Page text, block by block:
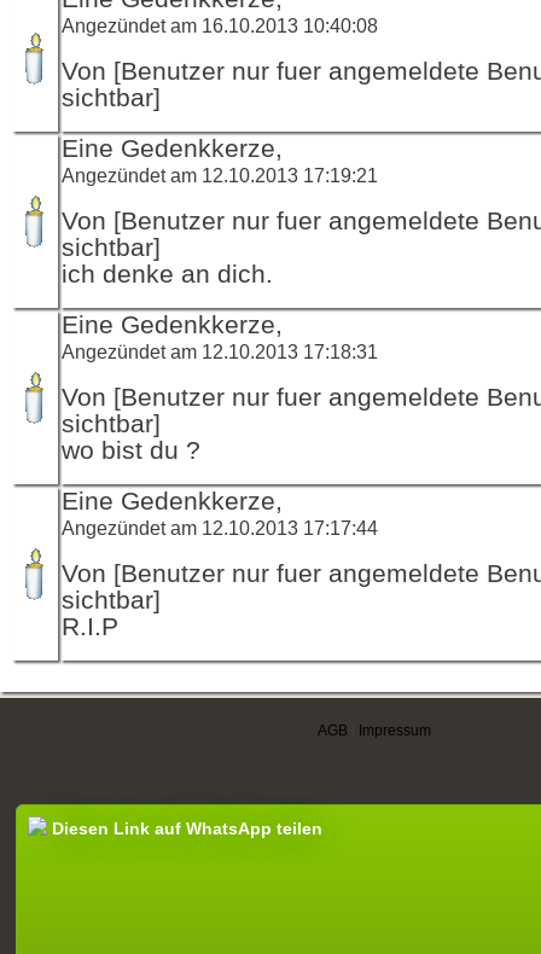
Angezündet am 16.10.2013 10:40:08
Von [Benutzer nur fuer angemeldete
sichtbar]
Eine Gedenkkerze,
Angezündet am 12.10.2013 17:19:21
Von [Benutzer nur fuer angemeldete
sichtbar]
ich denke an dich.
Eine Gedenkkerze,
Angezündet am 12.10.2013 17:18:31
Von [Benutzer nur fuer angemeldete
sichtbar]
wo bist du ?
Eine Gedenkkerze,
Angezündet am 12.10.2013 17:17:44
Von [Benutzer nur fuer angemeldete
sichtbar]
R.I.P
AGB Impressum
Diesen Link auf WhatsApp teilen